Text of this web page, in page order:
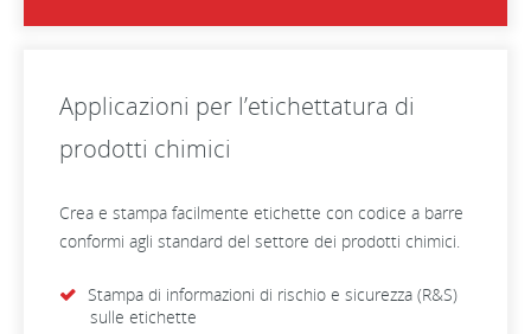
Applicazioni per l’etichettatura di
prodotti chimici
Crea e stampa facilmente etichette con codice a barre
conformi agli standard del settore dei prodotti chimici.
Stampa di informazioni di rischio e sicurezza (R&S)
sulle etichette